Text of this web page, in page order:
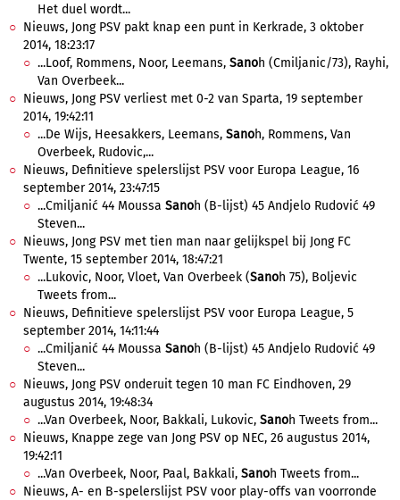
Het duel wordt...
Nieuws, Jong PSV pakt knap een punt in Kerkrade, 3 oktober
2014, 18:23:17
...Loof, Rommens, Noor, Leemans, Sanoh (Cmiljanic/73), Rayhi,
Van Overbeek...
Nieuws, Jong PSV verliest met 0-2 van Sparta, 19 september
2014, 19:42:11
...De Wijs, Heesakkers, Leemans, Sanoh, Rommens, Van
Overbeek, Rudovic,...
Nieuws, Definitieve spelerslijst PSV voor Europa League, 16
september 2014, 23:47:15
...Cmiljanić 44 Moussa Sanoh (B-lijst) 45 Andjelo Rudović 49
Steven...
Nieuws, Jong PSV met tien man naar gelijkspel bij Jong FC
Twente, 15 september 2014, 18:47:21
...Lukovic, Noor, Vloet, Van Overbeek (Sanoh 75), Boljevic
Tweets from...
Nieuws, Definitieve spelerslijst PSV voor Europa League, 5
september 2014, 14:11:44
...Cmiljanić 44 Moussa Sanoh (B-lijst) 45 Andjelo Rudović 49
Steven...
Nieuws, Jong PSV onderuit tegen 10 man FC Eindhoven, 29
augustus 2014, 19:48:34
...Van Overbeek, Noor, Bakkali, Lukovic, Sanoh Tweets from...
Nieuws, Knappe zege van Jong PSV op NEC, 26 augustus 2014,
19:42:11
...Van Overbeek, Noor, Paal, Bakkali, Sanoh Tweets from...
Nieuws, A- en B-spelerslijst PSV voor play-offs van voorronde